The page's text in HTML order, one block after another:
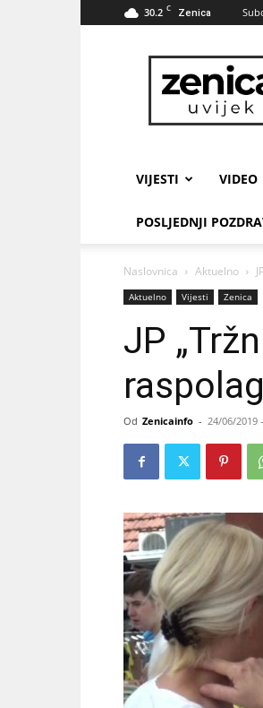
30.2 C Zenica
VIJESTI VIDEO
POSLJEDNJI
Naslovnica Aktuelno
Aktuelno Vijesti Zenica
JP
Od Zenicainfo - 24/06/2019